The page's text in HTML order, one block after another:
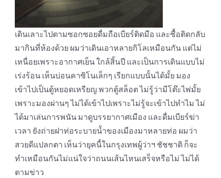
เดินเลาะไปตามซอกซอยดื่มถือเบียร์ติดมือ และซื้อติดกลับ
มากินที่ห้องด้วย ผมว่าเดินเอาหลายกิโลเหมือนกัน แต่ไม่
เหนื่อยเพราะอากาศเย็น ใกล้สิ้นปี และเป็นการเดินแบบไม่
เร่งร้อน เห็นบ่อนคาซิโนเล็กๆ เรียกแบบนั้นได้มั้ย มอง
เข้าไปเป็นตู้หยอดเหรียญ พวกตู้สล็อต ไม่รู้ว่ามีโต๊ะไพ่มั้ย
เพราะมองผ่านๆ ไม่ได้เข้าไปเพราะไม่รู้จะเข้าไปทำไม ไม่
ได้มาเล่นการพนัน มาดูบรรยากาศเมือง และดื่มเบียร์ฆ่า
เวลา ยังถ่ายฝาท่อระบายน้ำของเมืองมาหลายท่อ ผมว่า
สวยดีแปลกตา เห็นว่ายุคนี้ในกรุงเทพผู้ว่าฯ ชัชชาติ ก็จะ
ทำเหมือนกันไม่แน่ใจว่าถนนเส้นไหนเสร็จหรือไม่ ไม่ได้
ตามข่าว